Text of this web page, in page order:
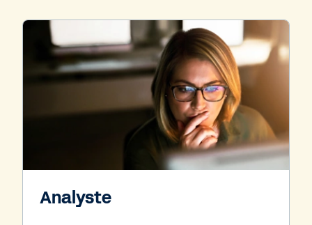
Analyste